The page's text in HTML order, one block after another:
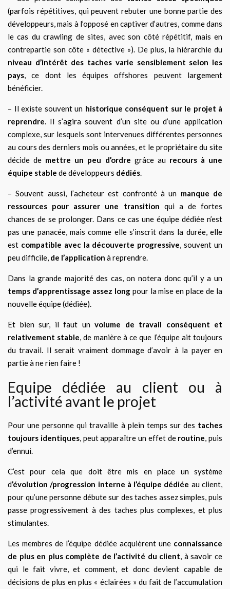
(parfois répétitives, qui peuvent rebuter une bonne partie des
développeurs, mais à l’opposé en captiver d’autres, comme dans
le cas du crawling de sites, avec son côté répétitif, mais en
contrepartie son côte « détective »). De plus, la hiérarchie du
niveau d’intérêt des taches varie sensiblement selon les
pays, ce dont les équipes offshores peuvent largement
bénéficier.
– Il existe souvent un historique conséquent sur le projet à
reprendre. Il s’agira souvent d’un site ou d’une application
complexe, sur lesquels sont intervenues différentes personnes
au cours des derniers mois ou années, et le propriétaire du site
décide de mettre un peu d’ordre grâce aurecours à une
équipe stable de développeurs dédiés.
– Souvent aussi, l’acheteur est confronté à un manque de
ressources pour assurer une transition qui a de fortes
chances de se prolonger. Dans ce cas une équipe dédiée n’est
pas une panacée, mais comme elle s’inscrit dans la durée, elle
est compatible avec la découverte progressive, souvent un
peu difficile, de l’application à reprendre.
Dans la grande majorité des cas, on notera donc qu’il y a un
temps d’apprentissage assez longpour la mise en place de la
nouvelle équipe (dédiée).
Et bien sur, il faut unvolume de travail conséquent et
relativement stable, de manière à ce que l’équipe ait toujours
du travail. Il serait vraiment dommage d’avoir à la payer en
partie à ne rien faire !
Equipe dédiée au client ou à
l’activité avant le projet
Pour une personne qui travaille à plein temps sur des taches
toujours identiques, peut apparaître un effet de routine, puis
d’ennui.
C’est pour cela que doit être mis en place un système
d’évolution /progression interne à l’équipe dédiée au client,
pour qu’une personne débute sur des taches assez simples, puis
passe progressivement à des taches plus complexes, et plus
stimulantes.
Les membres de l’équipe dédiée acquièrent uneconnaissance
de plus en plus complète de l’activité du client, à savoir ce
qui le fait vivre, et comment, et donc devient capable de
décisions de plus en plus « éclairées » du fait de l’accumulation